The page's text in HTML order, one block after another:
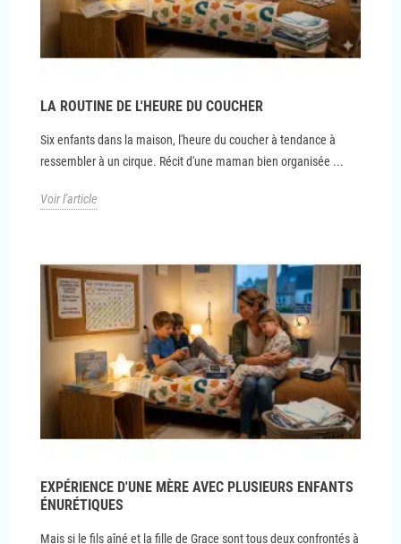
LA ROUTINE DE L'HEURE DU COUCHER
Six enfants dans la maison, l'heure du coucher à tendance à
ressembler à un cirque. Récit d'une maman bien organisée ...
Voir l'article
EXPÉRIENCE D'UNE MÈRE AVEC PLUSIEURS ENFANTS
ÉNURÉTIQUES
Mais si le fils aîné et la fille de Grace sont tous deux confrontés à